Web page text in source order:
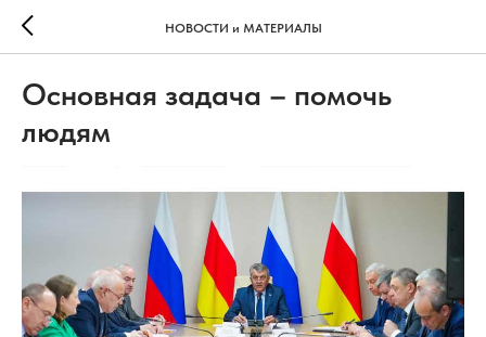
НОВОСТИ и МАТЕРИАЛЫ
Основная задача – помочь
людям